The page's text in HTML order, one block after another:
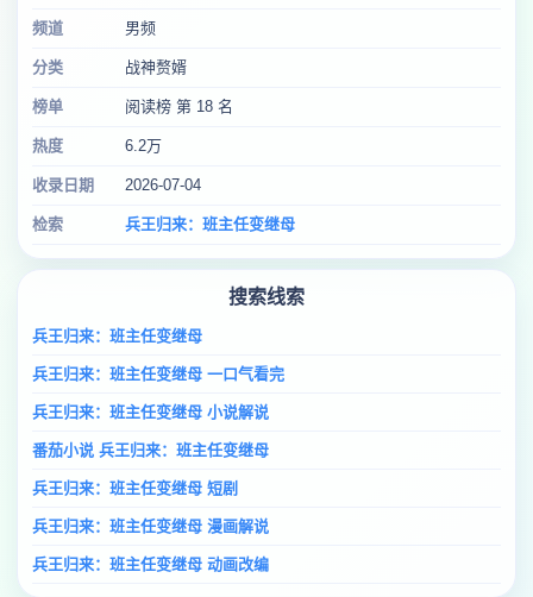
频道 男频
分类 战神赘婿
榜单 阅读榜 第 18 名
热度 6.2万
收录日期 2026-07-04
检索 兵王归来：班主任变继母
搜索线索
兵王归来：班主任变继母
兵王归来：班主任变继母 一口气看完
兵王归来：班主任变继母 小说解说
番茄小说 兵王归来：班主任变继母
兵王归来：班主任变继母 短剧
兵王归来：班主任变继母 漫画解说
兵王归来：班主任变继母 动画改编